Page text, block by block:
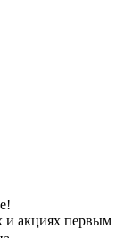
и акциях первым